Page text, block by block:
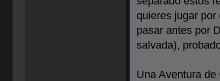
quieres jugar
pasar antes por
salvada),
Una Aventura